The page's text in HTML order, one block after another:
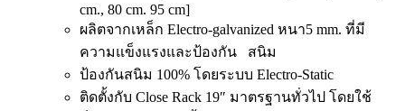
cm., 80 cm. 95 cm]
ผลิตจากเหล็ก Electro-galvanized หนา5 mm. ที่มี
ความแข็งแรงและป้องกัน สนิม
ป้องกันสนิม 100% โดยระบบ Electro-Static
ติดตั้งกับ Close Rack 19″ มาตรฐานทั่วไป โดยใช้